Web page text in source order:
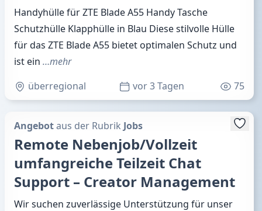
Handyhülle für ZTE Blade A55 Handy Tasche
Schutzhülle Klapphülle in Blau Diese stilvolle Hülle
für das ZTE Blade A55 bietet optimalen Schutz und
ist ein …mehr
überregional
vor 3 Tagen 75
Angebotaus der Rubrik Jobs
Remote Nebenjob/Vollzeit
umfangreiche Teilzeit Chat
Support – Creator Management
Wir suchen zuverlässige Unterstützung für unser